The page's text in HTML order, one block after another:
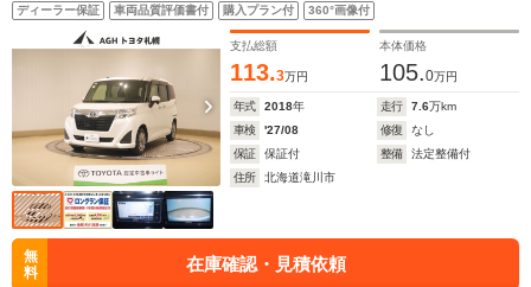
ディーラー保証 車両品質評価書付 購入プラン付 360°画像付
支払総額
113.3万円
本体価格
105.0万円
年式 2018年 走行 7.6万km
車検
'27/08 修復
なし
保証
保証付 整備
法定整備付
住所
北海道滝川市
無
料
在庫確認・見積依頼